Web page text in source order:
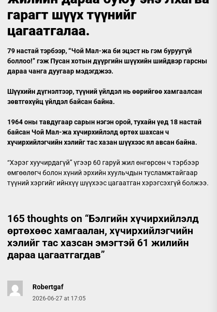
гарагт шүүх түүнийг
цагаатгалаа.
79 настай тэрбээр, “Чой Мал-жа би эцэст нь гэм буруугүй
боллоо!” гэж Пусан хотын дүүргийн шүүхийн шийдвэр гарсны
дараа чанга дуугаар мэдэгджээ.
Шүүхийн дүгнэлтээр, түүний үйлдэл нь өөрийгөө хамгаалсан
зөвтгөхүйц үйлдэл байсан байна.
1964 оны тавдугаар сарын нэгэн орой, тухайн үед 18 настай
байсан Чой Мал-жа хүчирхийлэлд өртөх шахсан ч
хүчирхийлэгчийн хэлийг тас хазан шүүхээс ял авсан байна.
“Хэрэг хуучирдагүй” үгээр 60 гаруй жил өнгөрсөн ч тэрбээр
өмгөөлөгч болон хүний эрхийн хуульчдын тусламжтайгаар
түүний хэргийг ийнхүү шүүхээс цагаатган хэрэгсэхгүй болжээ.
165 thoughts on “Бэлгийн хүчирхийлэлд
өртөхөөс хамгаалан, хүчирхийлэгчийн
хэлийг тас хазсан эмэгтэй 61 жилийн
дараа цагаатгагдав”
Robertgaf
2026-06-27 at 17:05